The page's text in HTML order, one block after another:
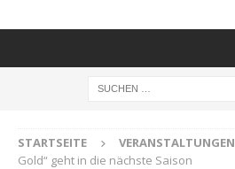
STARTSEITE VERANSTALTUNGEN
Gold“ geht in die nächste Saison